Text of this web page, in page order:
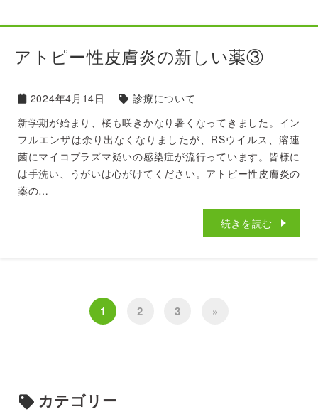
アトピー性皮膚炎の新しい薬③
2024年4月14日
診療について
新学期が始まり、桜も咲きかなり暑くなってきました。イン
フルエンザは余り出なくなりましたが、RSウイルス、溶連
菌にマイコプラズマ疑いの感染症が流行っています。皆様に
は手洗い、うがいは心がけてください。アトピー性皮膚炎の
薬の…
続きを読む
1 2 3 »
カテゴリー